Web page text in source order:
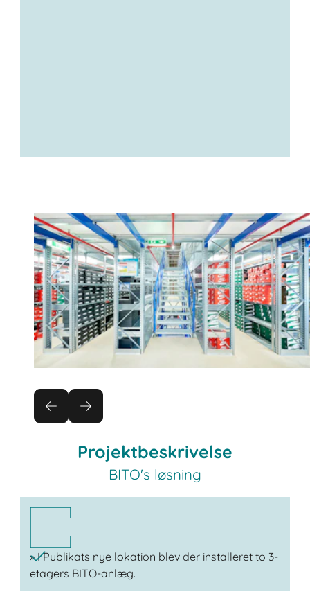
Projektbeskrivelse
BITO's løsning
» I Publikats nye lokation blev der installeret to 3-
etagers BITO-anlæg.